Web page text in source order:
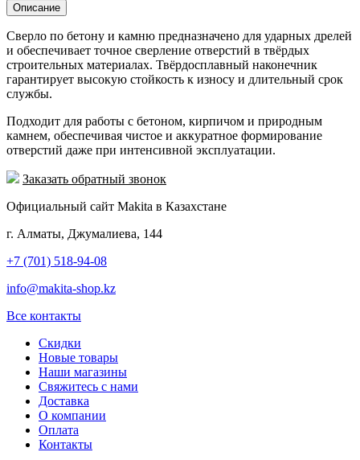
Описание
Сверло по бетону и камню предназначено для ударных дрелей
и обеспечивает точное сверление отверстий в твёрдых
строительных материалах. Твёрдосплавный наконечник
гарантирует высокую стойкость к износу и длительный срок
службы.
Подходит для работы с бетоном, кирпичом и природным
камнем, обеспечивая чистое и аккуратное формирование
отверстий даже при интенсивной эксплуатации.
Заказать обратный звонок
Официальный сайт Makita в Казахстане
г. Алматы, Джумалиева, 144
+7 (701) 518-94-08
info@makita-shop.kz
Все контакты
Скидки
Новые товары
Наши магазины
Свяжитесь с нами
Доставка
О компании
Оплата
Контакты